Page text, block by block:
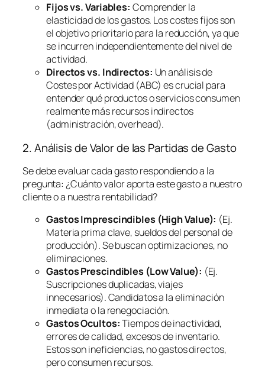
Fijos vs. Variables: Comprender la
elasticidad de los gastos. Los costes fijos son
el objetivo prioritario para la reducción, ya que
se incurren independientemente del nivel de
actividad.
Directos vs. Indirectos: Un análisis de
Costes por Actividad (ABC) es crucial para
entender qué productos o servicios consumen
realmente más recursos indirectos
(administración,overhead).
2. Análisis de Valor de las Partidas de Gasto
Se debe evaluar cada gasto respondiendo a la
pregunta: ¿Cuánto valor aporta este gasto a nuestro
cliente o a nuestra rentabilidad?
Gastos Imprescindibles (High Value): (Ej.
Materia prima clave, sueldos del personal de
producción). Se buscan optimizaciones, no
eliminaciones.
Gastos Prescindibles (Low Value): (Ej.
Suscripciones duplicadas, viajes
innecesarios). Candidatos a la eliminación
inmediata o la renegociación.
Gastos Ocultos:Tiempos de inactividad,
errores de calidad, excesos de inventario.
Estos son ineficiencias, no gastos directos,
pero consumen recursos.